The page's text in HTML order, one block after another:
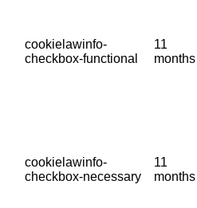
cookielawinfo-
checkbox-functional
11
months
cookielawinfo-
checkbox-necessary
11
months